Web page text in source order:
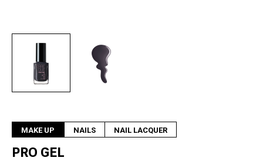
MAKE UP NAILS NAIL LACQUER
PRO GEL